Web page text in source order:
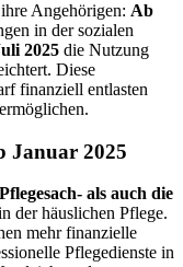
Angehörigen: Ab
in der sozialen
2025 die Nutzung
Diese
finanziell entlasten
Januar 2025
Pflegesach- als auch die
der häuslichen Pflege.
mehr finanzielle
Pflegedienste in